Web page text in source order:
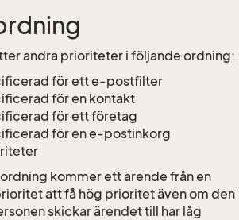
andra prioriteter i följande ordning:
för ett e-postfilter
för en kontakt
för ett företag
för en e-postinkorg
kommer ett ärende från en
att få hög prioritet även om den
skickar ärendet till har låg